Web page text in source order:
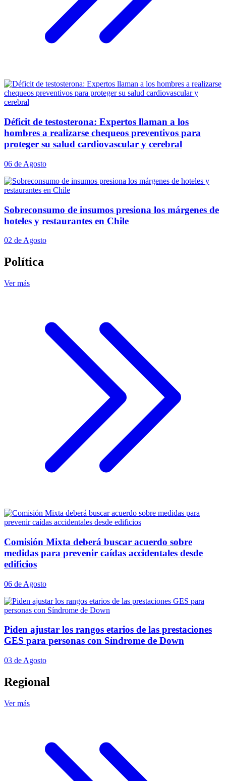
Déficit de testosterona: Expertos llaman a los
hombres a realizarse chequeos preventivos para
proteger su salud cardiovascular y cerebral
06 de Agosto
Sobreconsumo de insumos presiona los márgenes de
hoteles y restaurantes en Chile
02 de Agosto
Política
Ver más
Comisión Mixta deberá buscar acuerdo sobre
medidas para prevenir caídas accidentales desde
edificios
06 de Agosto
Piden ajustar los rangos etarios de las prestaciones
GES para personas con Síndrome de Down
03 de Agosto
Regional
Ver más